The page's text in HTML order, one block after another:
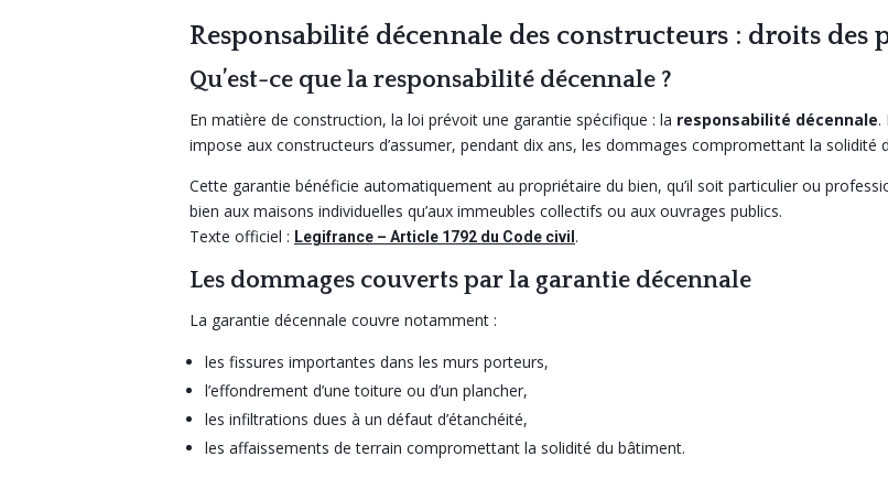
Responsabilité décennale des constructeurs : droits des
Qu’est-ce que la responsabilité décennale ?
En matière de construction, la loi prévoit une garantie spécifique : la responsabilité décennale.
impose aux constructeurs d’assumer, pendant dix ans, les dommages compromettant la solidité
Cette garantie bénéficie automatiquement au propriétaire du bien, qu’il soit particulier ou
bien aux maisons individuelles qu’aux immeubles collectifs ou aux ouvrages publics.
Texte officiel : Legifrance – Article 1792 du Code civil .
Les dommages couverts par la garantie décennale
La garantie décennale couvre notamment :
les fissures importantes dans les murs porteurs,
l’effondrement d’une toiture ou d’un plancher,
les infiltrations dues à un défaut d’étanchéité,
les affaissements de terrain compromettant la solidité du bâtiment.